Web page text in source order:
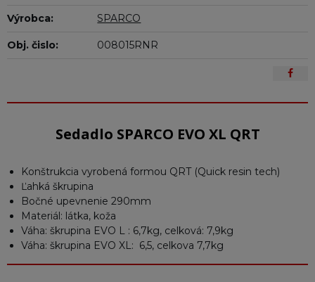
Výrobca: SPARCO
Obj. čislo: 008015RNR
Sedadlo SPARCO EVO XL QRT
Konštrukcia vyrobená formou QRT (Quick resin tech)
Ľahká škrupina
Bočné upevnenie 290mm
Materiál: látka, koža
Váha: škrupina EVO L : 6,7kg, celková: 7,9kg
Váha: škrupina EVO XL: 6,5, celkova 7,7kg